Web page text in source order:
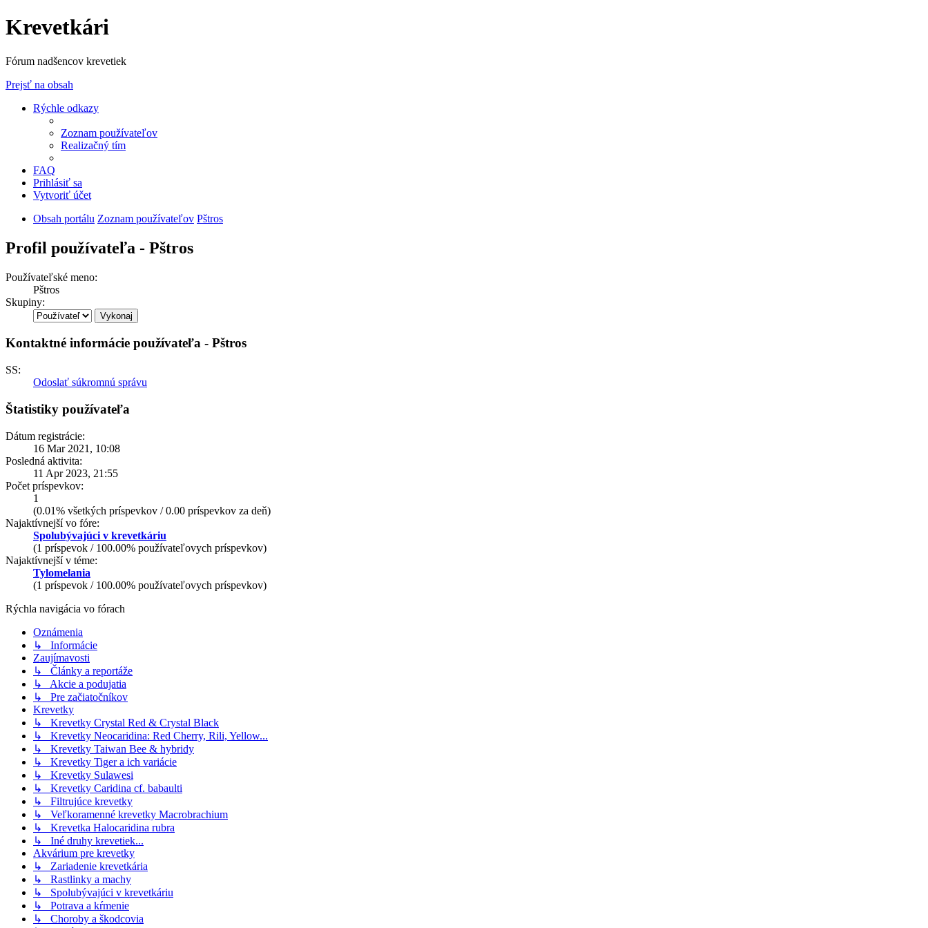
Krevetkári
Fórum nadšencov krevetiek
Prejsť na obsah
Rýchle odkazy
Zoznam používateľov
Realizačný tím
FAQ
Prihlásiť sa
Vytvoriť účet
Obsah portálu Zoznam používateľov Pštros
Profil používateľa - Pštros
Používateľské meno:
Pštros
Skupiny:
Kontaktné informácie používateľa - Pštros
SS:
Odoslať súkromnú správu
Štatistiky používateľa
Dátum registrácie:
16 Mar 2021, 10:08
Posledná aktivita:
11 Apr 2023, 21:55
Počet príspevkov:
1
(0.01% všetkých príspevkov / 0.00 príspevkov za deň)
Najaktívnejší vo fóre:
Spolubývajúci v krevetkáriu
(1 príspevok / 100.00% používateľovych príspevkov)
Najaktívnejší v téme:
Tylomelania
(1 príspevok / 100.00% používateľovych príspevkov)
Rýchla navigácia vo fórach
Oznámenia
↳ Informácie
Zaujímavosti
↳ Články a reportáže
↳ Akcie a podujatia
↳ Pre začiatočníkov
Krevetky
↳ Krevetky Crystal Red & Crystal Black
↳ Krevetky Neocaridina: Red Cherry, Rili, Yellow...
↳ Krevetky Taiwan Bee & hybridy
↳ Krevetky Tiger a ich variácie
↳ Krevetky Sulawesi
↳ Krevetky Caridina cf. babaulti
↳ Filtrujúce krevetky
↳ Veľkoramenné krevetky Macrobrachium
↳ Krevetka Halocaridina rubra
↳ Iné druhy krevetiek...
Akvárium pre krevetky
↳ Zariadenie krevetkária
↳ Rastlinky a machy
↳ Spolubývajúci v krevetkáriu
↳ Potrava a kŕmenie
↳ Choroby a škodcovia